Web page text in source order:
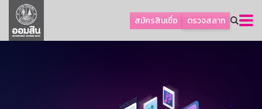
สมัครสินเชื่อ ตรวจสลาก
ลูกค้าธุรกิจ
ลูกค้าผู้ประกอบรายย่อย